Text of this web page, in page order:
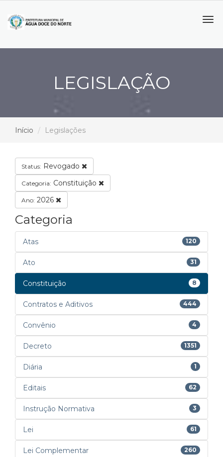
LEGISLAÇÃO
Início Legislações
Status: Revogado
Categoria: Constituição
Ano: 2026
Categoria
Atas 120
Ato 31
Constituição 8
Contratos e Aditivos 444
Convênio 4
Decreto 1351
Diária 1
Editais 62
Instrução Normativa 3
Lei 61
Lei Complementar 260